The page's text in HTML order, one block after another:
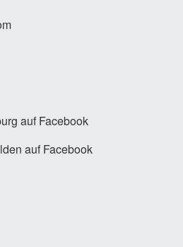
auf Facebook
auf Facebook